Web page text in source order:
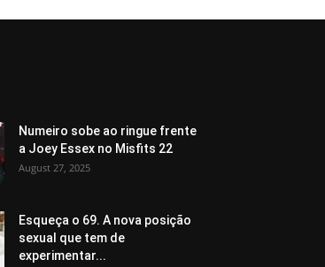
Numeiro sobe ao ringue frente
a Joey Essex no Misfits 22
August 27, 2025
Esqueça o 69. A nova posição
sexual que tem de
experimentar...